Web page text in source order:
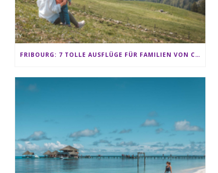
FRIBOURG: 7 TOLLE AUSFLÜGE FÜR FAMILIEN VON CHARMEY BIS LES PACCOTS